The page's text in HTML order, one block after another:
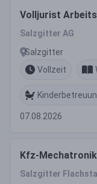
Volljurist
Salzgitter AG
Salzgitter
Vollzeit
07.08.2026
Kfz-
Salzgitter